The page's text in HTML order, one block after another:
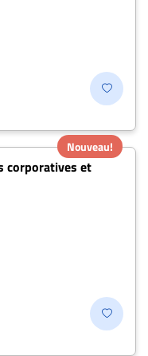
Nouveau!
corporatives et